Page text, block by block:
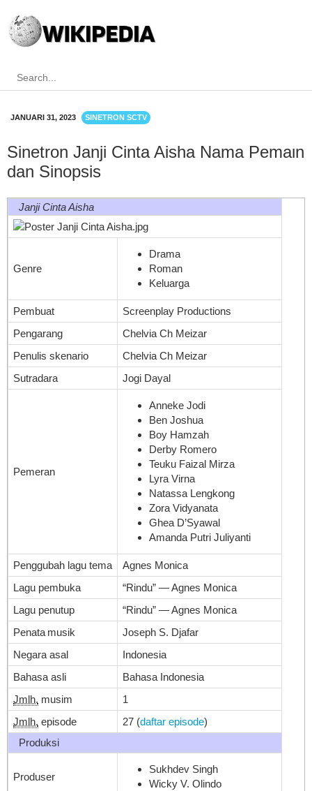
JANUARI 31, 2023 SINETRON SCTV
Sinetron Janji Cinta Aisha Nama Pemain
dan Sinopsis
Janji Cinta Aisha
Genre
Drama
Roman
Keluarga
Pembuat
Screenplay Productions
Pengarang
Chelvia Ch Meizar
Penulis skenario
Chelvia Ch Meizar
Sutradara
Jogi Dayal
Pemeran
Anneke Jodi
Ben Joshua
Boy Hamzah
Derby Romero
Teuku Faizal Mirza
Lyra Virna
Natassa Lengkong
Zora Vidyanata
Ghea D’Syawal
Amanda Putri Juliyanti
Penggubah lagu tema
Agnes Monica
Lagu pembuka
“Rindu” — Agnes Monica
Lagu penutup
“Rindu” — Agnes Monica
Penata musik
Joseph S. Djafar
Negara asal
Indonesia
Bahasa asli
Bahasa Indonesia
Jmlh. musim
1
Jmlh. episode 27 (daftar episode)
Produksi
Produser
Sukhdev Singh
Wicky V. Olindo